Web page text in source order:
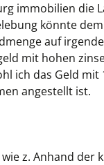
immobilien die
könnte
auf
mit hohen
ich das Geld
angestellt ist.
z. Anhand der